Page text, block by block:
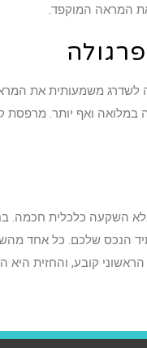
המראה המוקפד.
משמעותית את המראה
ההשקעה במלואה ואף
השקעה כלכלית חכמה.
שלכם. כל אחד
הראשוני קובע, והחזית